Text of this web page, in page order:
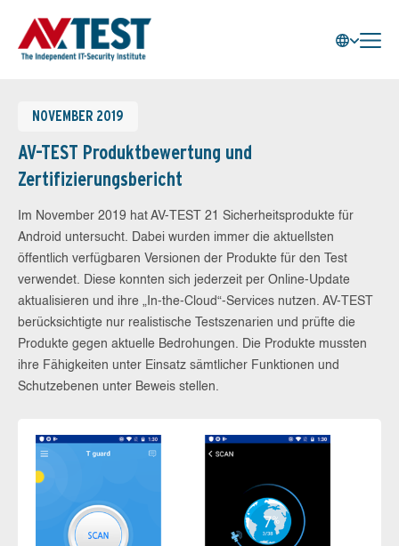
NOVEMBER 2019
AV-TEST Produktbewertung und
Zertifizierungsbericht
Im November 2019 hat AV-TEST 21 Sicherheitsprodukte für
Android untersucht. Dabei wurden immer die aktuellsten
öffentlich verfügbaren Versionen der Produkte für den Test
verwendet. Diese konnten sich jederzeit per Online-Update
aktualisieren und ihre „In-the-Cloud“-Services nutzen. AV-TEST
berücksichtigte nur realistische Testszenarien und prüfte die
Produkte gegen aktuelle Bedrohungen. Die Produkte mussten
ihre Fähigkeiten unter Einsatz sämtlicher Funktionen und
Schutzebenen unter Beweis stellen.